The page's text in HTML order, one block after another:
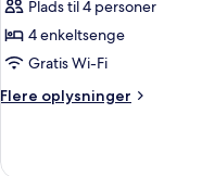
Værelse
Plads til 4 personer
4 enkeltsenge
Gratis Wi-Fi
Flere oplysninger
Flere